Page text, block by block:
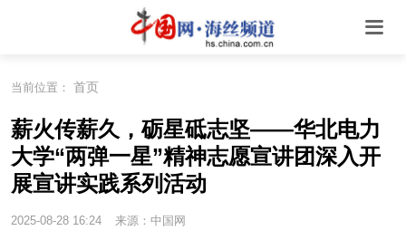
当前位置： 首页
薪火传薪久，砺星砥志坚——华北电力
大学“两弹一星”精神志愿宣讲团深入开
展宣讲实践系列活动
2025-08-28 16:24 来源：中国网